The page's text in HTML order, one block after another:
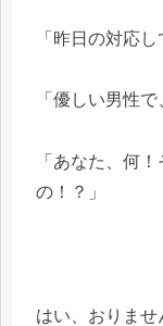
「昨日の対応
「優しい男性
「あなた、何
の！？」
はい、おりませ